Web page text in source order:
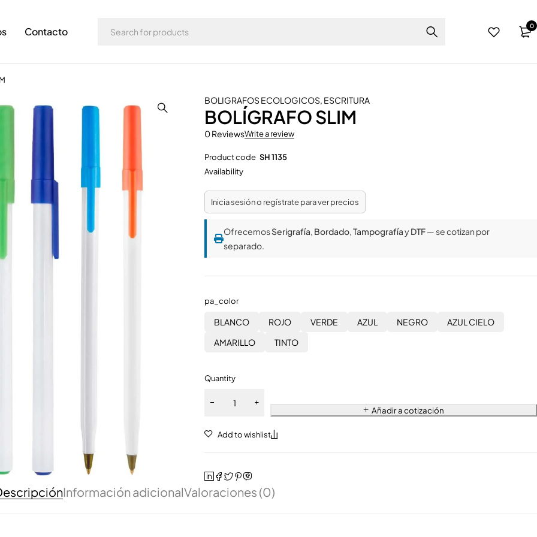
Contacto 0
BOLIGRAFOS ECOLOGICOS, ESCRITURA
BOLÍGRAFO SLIM
0 ReviewsWrite a review
Product code SH 1135
Availability
Inicia sesión o regístrate para ver precios
OfrecemosSerigrafía, Bordado,TampografíayDTF— se cotizan por
separado.
pa_color
BLANCO ROJO VERDE AZUL NEGRO
AZUL CIELO
AMARILLO
TINTO
Quantity
Añadir a cotización
Información adicionalValoraciones (0)